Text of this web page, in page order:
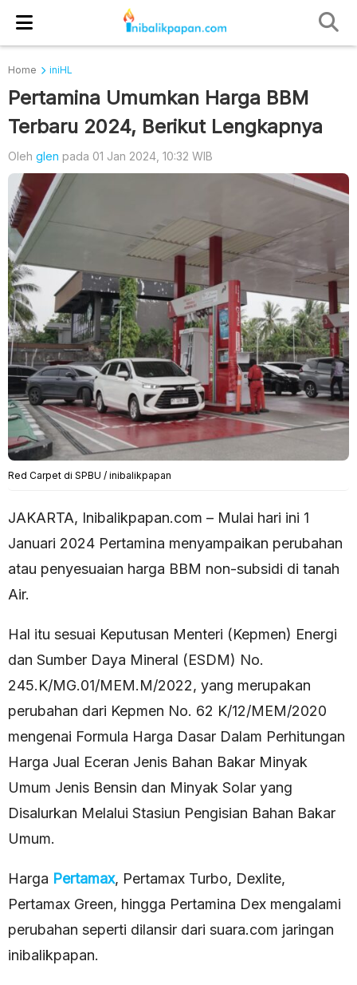
Home iniHL
Pertamina Umumkan Harga BBM
Terbaru 2024, Berikut Lengkapnya
Oleh glen pada 01 Jan 2024, 10:32 WIB
Red Carpet di SPBU / inibalikpapan
JAKARTA, Inibalikpapan.com – Mulai hari ini 1
Januari 2024 Pertamina menyampaikan perubahan
atau penyesuaian harga BBM non-subsidi di tanah
Air.
Hal itu sesuai Keputusan Menteri (Kepmen) Energi
dan Sumber Daya Mineral (ESDM) No.
245.K/MG.01/MEM.M/2022, yang merupakan
perubahan dari Kepmen No. 62 K/12/MEM/2020
mengenai Formula Harga Dasar Dalam Perhitungan
Harga Jual Eceran Jenis Bahan Bakar Minyak
Umum Jenis Bensin dan Minyak Solar yang
Disalurkan Melalui Stasiun Pengisian Bahan Bakar
Umum.
Harga Pertamax, Pertamax Turbo, Dexlite,
Pertamax Green, hingga Pertamina Dex mengalami
perubahan seperti dilansir dari suara.com jaringan
inibalikpapan.